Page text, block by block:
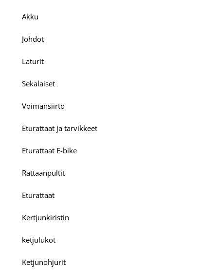
Akku
Johdot
Laturit
Sekalaiset
Voimansiirto
Eturattaat ja tarvikkeet
Eturattaat E-bike
Rattaanpultit
Eturattaat
Kertjunkiristin
ketjulukot
Ketjunohjurit